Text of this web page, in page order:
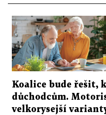
Koalice bude řešit,
důchodcům.
velkorysejší